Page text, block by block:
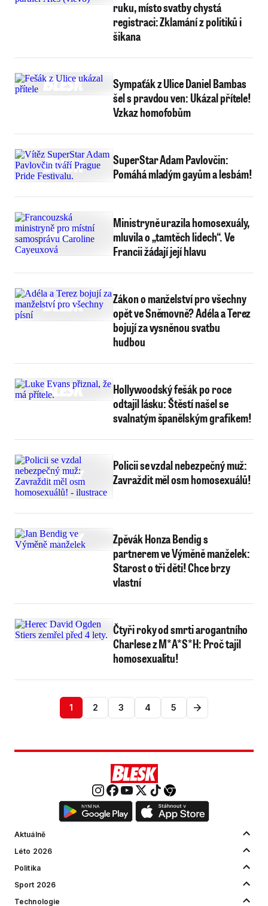
ruku, místo svatby chystá
registraci: Zklamání z politiků i
šikana
Sympaťák z Ulice Daniel Bambas
šel s pravdou ven: Ukázal přítele!
Vzkaz homofobům
SuperStar Adam Pavlovčin:
Pomáhá mladým gayům a lesbám!
Ministryně urazila homosexuály,
mluvila o „tamtěch lidech“. Ve
Francii žádají její hlavu
Zákon o manželství pro všechny
opět ve Sněmovně? Adéla a Terez
bojují za vysněnou svatbu
hudbou
Hollywoodský fešák po roce
odtajil lásku: Štěstí našel se
svalnatým španělským grafikem!
Policii se vzdal nebezpečný muž:
Zavraždit měl osm homosexuálů!
Zpěvák Honza Bendig s
partnerem ve Výměně manželek:
Starost o tři děti! Chce brzy
vlastní
Čtyři roky od smrti arogantního
Charlese z M*A*S*H: Proč tajil
homosexualitu!
1 2 3 4 5
Aktuálně
Léto 2026
Politika
Sport 2026
Technologie